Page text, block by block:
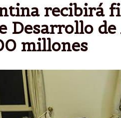
recibirá
Desarrollo
millones